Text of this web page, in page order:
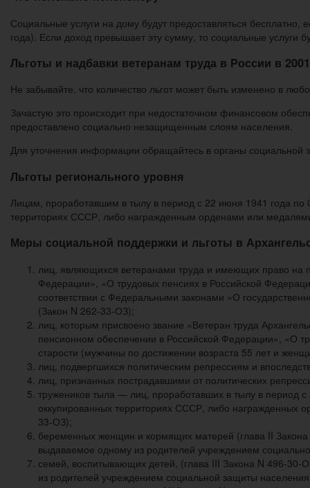
Социальные услуги на дому будут предоставляться
года). Если доход превышает эту сумму, то социальные услуги
Льготы и надбавки ветеранам труда в России в
Не забывайте, что количество льгот может быть изменено в
Зачастую это происходит при недостаточном финансовом
предоставлено социально незащищенным слоям населения.
Для уточнения информации обращайтесь в органы социальной
Льготы регионального уровня
Лицам, проработавшим в тылу в период с 22 июня 1941 года
территориях СССР, либо награжденным орденами или
Меры социальной поддержки и льготы в
лиц, являющихся ветеранами труда и имеющих право на
Федерации», «О трудовых пенсиях в Российской
соответствии с Федеральными законами «О
(Закон N 262-33-ОЗ);
лиц, которым присвоено звание «Ветеран труда
пенсионном обеспечении в Российской Федерации», «О
старости (мужчины по достижении возраста 55 лет и
лиц, подвергшихся политическим репрессиям и
лиц, признанных пострадавшими от политических
тружеников тыла — лиц, проработавших в тылу в период
оккупированных территориях СССР, либо награжденных
33-ОЗ);
беременных женщин и кормящих матерей (глава II
выдаваемое одному из родителей учреждением
семей, воспитывающих детей, (глава III Закона N 496-
из родителей учреждением социальной защиты